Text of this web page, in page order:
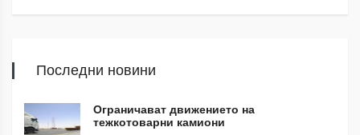
Последни новини
Ограничават движението на
тежкотоварни камиони